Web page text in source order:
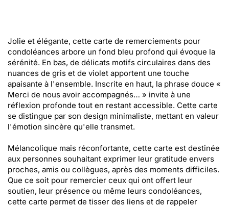
Jolie et élégante, cette carte de remerciements pour
condoléances arbore un fond bleu profond qui évoque la
sérénité. En bas, de délicats motifs circulaires dans des
nuances de gris et de violet apportent une touche
apaisante à l'ensemble. Inscrite en haut, la phrase douce «
Merci de nous avoir accompagnés… » invite à une
réflexion profonde tout en restant accessible. Cette carte
se distingue par son design minimaliste, mettant en valeur
l'émotion sincère qu'elle transmet.
Mélancolique mais réconfortante, cette carte est destinée
aux personnes souhaitant exprimer leur gratitude envers
proches, amis ou collègues, après des moments difficiles.
Que ce soit pour remercier ceux qui ont offert leur
soutien, leur présence ou même leurs condoléances,
cette carte permet de tisser des liens et de rappeler